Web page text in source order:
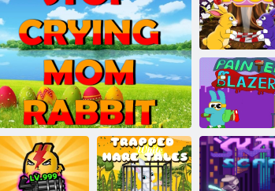
Králičí střela
Monstra
velikonočních
vajec
Králíci se
připravují na
Velikonoce
Skákací vejce
Umělec Blazer